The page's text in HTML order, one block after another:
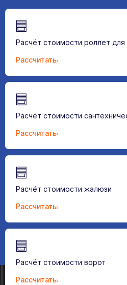
Расчёт стоимости роллет
Рассчитать
Расчёт стоимости
Рассчитать
Расчёт стоимости жалюзи
Рассчитать
Расчёт стоимости ворот
Рассчитать